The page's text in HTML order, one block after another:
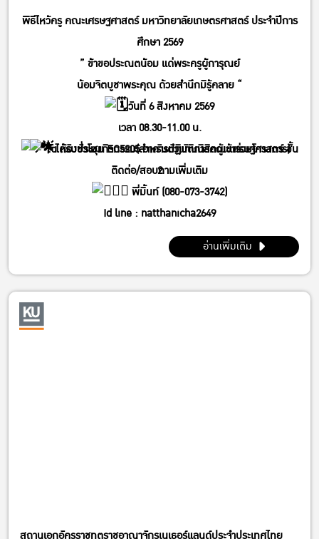
พิธีไหว้ครู คณะเศรษฐศาสตร์ มหาวิทยาลัยเกษตรศาสตร์ ประจำปีการ
ศึกษา 2569
” ข้าขอประณตน้อม แด่พระครูผู้การุณย์
น้อมจิตบูชาพระคุณ ด้วยสำนึกมิรู้คลาย “
วันที่ 6 สิงหาคม 2569
เวลา 08.30-11.00 น.
ณ ห้องประชุม EC5205 อาคารปฏิบัติการคณะเศรษฐศาสตร์ ชั้น
2
ได้รับชั่วโมงกิจกรรม(สำหรับตัวแทนนิสิตผู้เข้าร่วมโครงการ)
ติดต่อ/สอบถามเพิ่มเติม
พี่มิ้นท์ (080-073-3742)
Id line : natthanicha2649
IG : @_m.mintt_
พี่โฟร์ (086-339-3381)
Id line : fourbrabra424
อ่านเพิ่มเติม